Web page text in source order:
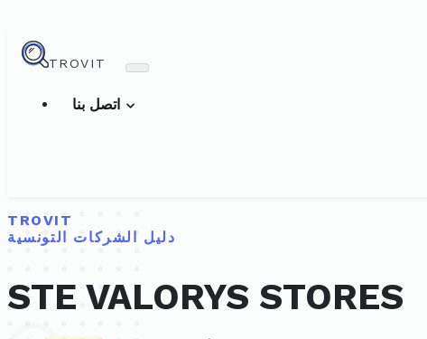
TROVIT
TROVIT
دليل الشركات التونسية
STE VALORYS STORES